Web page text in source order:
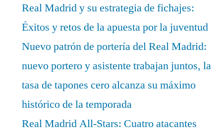
Real Madrid y su estrategia de fichajes:
Éxitos y retos de la apuesta por la juventud
Nuevo patrón de portería del Real Madrid:
nuevo portero y asistente trabajan juntos, la
tasa de tapones cero alcanza su máximo
histórico de la temporada
Real Madrid All-Stars: Cuatro atacantes